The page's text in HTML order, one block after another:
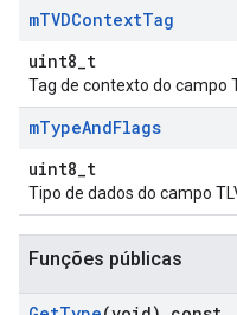
mTVDContextTag
uint8_t
Tag de contexto do campo
mTypeAndFlags
uint8_t
Tipo de dados do campo
Funções públicas